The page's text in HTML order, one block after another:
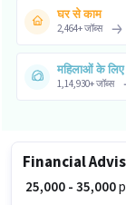
घर से काम
2,464+जॉब्स
महिलाओं के लिए
1,14,930+जॉब्स
Financial
₹ 25,000 - 35,000